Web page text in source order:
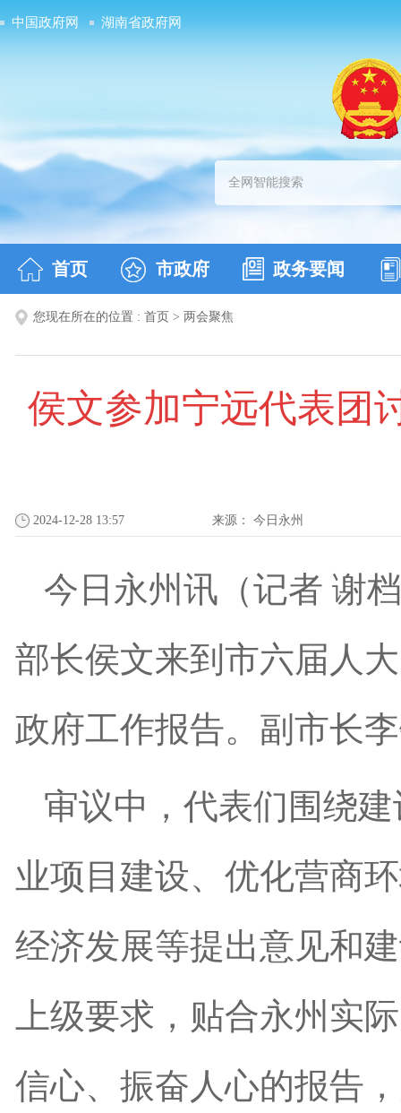
中国政府网 湖南省政府网
首页 市政府 政务要闻
您现在所在的位置 : 首页 > 两会聚焦
侯文参加宁远代表团
2024-12-28 13:57 来源： 今日永州
今日永州讯（记者 谢
部长侯文来到市六届人
政府工作报告。副市长
审议中，代表们围绕
业项目建设、优化营商
经济发展等提出意见和
上级要求，贴合永州实
信心、振奋人心的报告